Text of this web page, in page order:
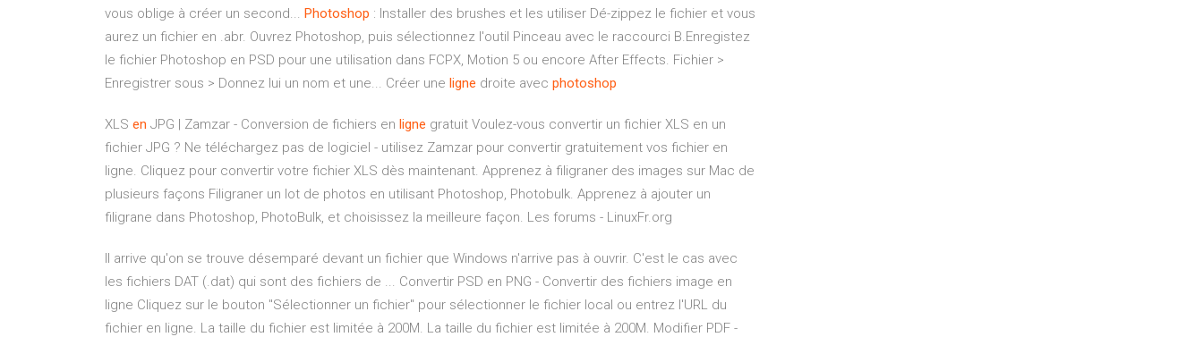
vous oblige à créer un second... Photoshop : Installer des brushes et les utiliser Dé-zippez le fichier et vous
aurez un fichier en .abr. Ouvrez Photoshop, puis sélectionnez l'outil Pinceau avec le raccourci B.Enregistez
le fichier Photoshop en PSD pour une utilisation dans FCPX, Motion 5 ou encore After Effects. Fichier >
Enregistrer sous > Donnez lui un nom et une... Créer une ligne droite avec photoshop
XLS en JPG | Zamzar - Conversion de fichiers en ligne gratuit Voulez-vous convertir un fichier XLS en un
fichier JPG ? Ne téléchargez pas de logiciel - utilisez Zamzar pour convertir gratuitement vos fichier en
ligne. Cliquez pour convertir votre fichier XLS dès maintenant. Apprenez à filigraner des images sur Mac de
plusieurs façons Filigraner un lot de photos en utilisant Photoshop, Photobulk. Apprenez à ajouter un
filigrane dans Photoshop, PhotoBulk, et choisissez la meilleure façon. Les forums - LinuxFr.org
Il arrive qu'on se trouve désemparé devant un fichier que Windows n'arrive pas à ouvrir. C'est le cas avec
les fichiers DAT (.dat) qui sont des fichiers de ... Convertir PSD en PNG - Convertir des fichiers image en
ligne Cliquez sur le bouton "Sélectionner un fichier" pour sélectionner le fichier local ou entrez l'URL du
fichier en ligne. La taille du fichier est limitée à 200M. La taille du fichier est limitée à 200M. Modifier PDF -